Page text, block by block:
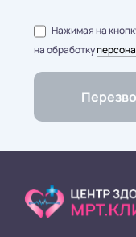
Нажимая на
на обработку